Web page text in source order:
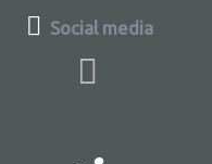
Social media